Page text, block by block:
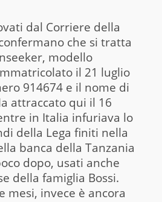
dal Corriere della
che si tratta
modello
il 21 luglio
914674 e il nome di
attraccato qui il 16
in Italia infuriava lo
della Lega finiti nella
banca della Tanzania
dopo, usati anche
della famiglia Bossi.
mesi, invece è ancora